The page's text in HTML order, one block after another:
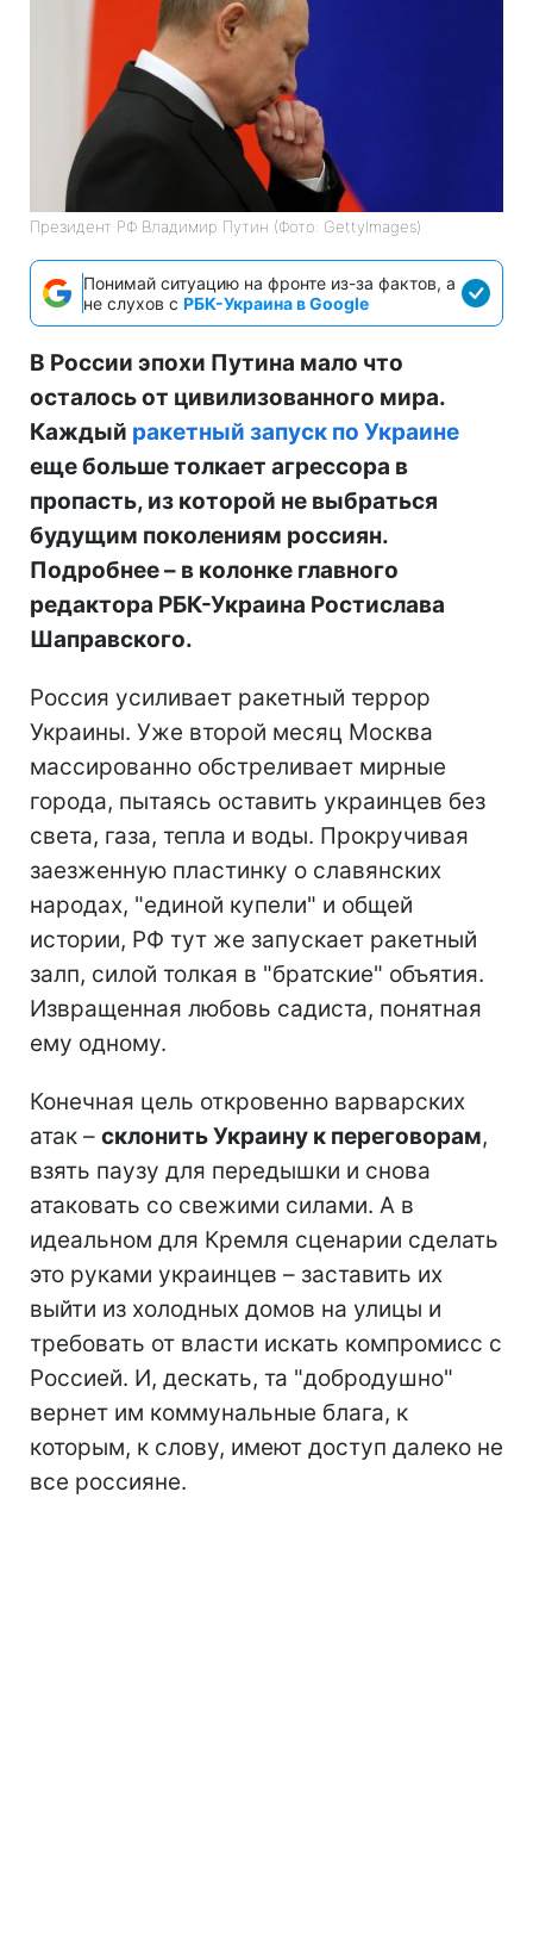
Президент РФ Владимир Путин (Фото: GettyImages)
Понимай ситуацию на фронте из-за фактов, а
не слухов с РБК-Украина в Google
В России эпохи Путина мало что
осталось от цивилизованного мира.
Каждый ракетный запуск по Украине
еще больше толкает агрессора в
пропасть, из которой не выбраться
будущим поколениям россиян.
Подробнее – в колонке главного
редактора РБК-Украина Ростислава
Шаправского.
Россия усиливает ракетный террор
Украины. Уже второй месяц Москва
массированно обстреливает мирные
города, пытаясь оставить украинцев без
света, газа, тепла и воды. Прокручивая
заезженную пластинку о славянских
народах, "единой купели" и общей
истории, РФ тут же запускает ракетный
залп, силой толкая в "братские" объятия.
Извращенная любовь садиста, понятная
ему одному.
Конечная цель откровенно варварских
атак – склонить Украину к переговорам,
взять паузу для передышки и снова
атаковать со свежими силами. А в
идеальном для Кремля сценарии сделать
это руками украинцев – заставить их
выйти из холодных домов на улицы и
требовать от власти искать компромисс с
Россией. И, дескать, та "добродушно"
вернет им коммунальные блага, к
которым, к слову, имеют доступ далеко не
все россияне.